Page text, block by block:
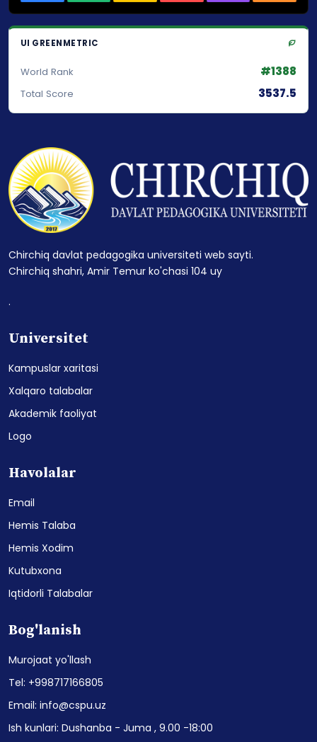
UI GREENMETRIC
World Rank #1388
Total Score 3537.5
Chirchiq davlat pedagogika universiteti web sayti.
Chirchiq shahri, Amir Temur ko'chasi 104 uy
.
Universitet
Kampuslar xaritasi
Xalqaro talabalar
Akademik faoliyat
Logo
Havolalar
Email
Hemis Talaba
Hemis Xodim
Kutubxona
Iqtidorli Talabalar
Bog'lanish
Murojaat yo'llash
Tel: +998717166805
Email: info@cspu.uz
Ish kunlari: Dushanba - Juma , 9.00 -18:00